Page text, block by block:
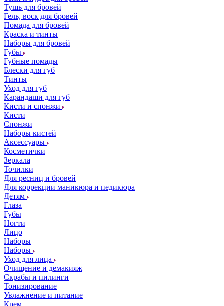
Тушь для бровей
Гель, воск для бровей
Помада для бровей
Краска и тинты
Наборы для бровей
Губы
Губные помады
Блески для губ
Тинты
Уход для губ
Карандаши для губ
Кисти и спонжи
Кисти
Спонжи
Наборы кистей
Аксессуары
Косметички
Зеркала
Точилки
Для ресниц и бровей
Для коррекции маникюра и педикюра
Детям
Глаза
Губы
Ногти
Лицо
Наборы
Наборы
Уход для лица
Очищение и демакияж
Скрабы и пилинги
Тонизирование
Увлажнение и питание